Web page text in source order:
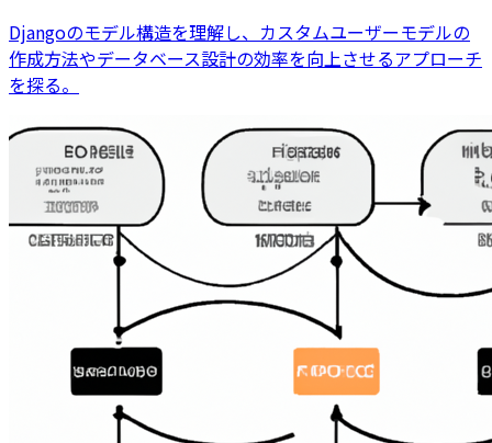
Djangoのモデル構造を理解し、カスタムユーザーモデルの
作成方法やデータベース設計の効率を向上させるアプローチ
を探る。